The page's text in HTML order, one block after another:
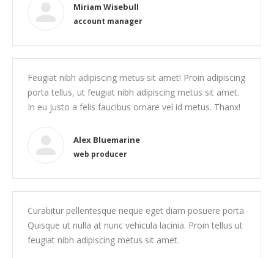
Miriam Wisebull
account manager
Feugiat nibh adipiscing metus sit amet! Proin adipiscing
porta tellus, ut feugiat nibh adipiscing metus sit amet.
In eu justo a felis faucibus ornare vel id metus. Thanx!
Alex Bluemarine
web producer
Curabitur pellentesque neque eget diam posuere porta.
Quisque ut nulla at nunc vehicula lacinia. Proin tellus ut
feugiat nibh adipiscing metus sit amet.